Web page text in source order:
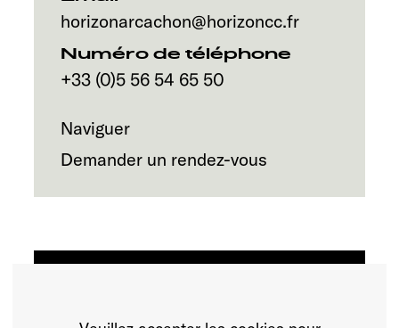
horizonarcachon@horizoncc.fr
Numéro de téléphone
+33 (0)5 56 54 65 50
Naviguer
Demander un rendez-vous